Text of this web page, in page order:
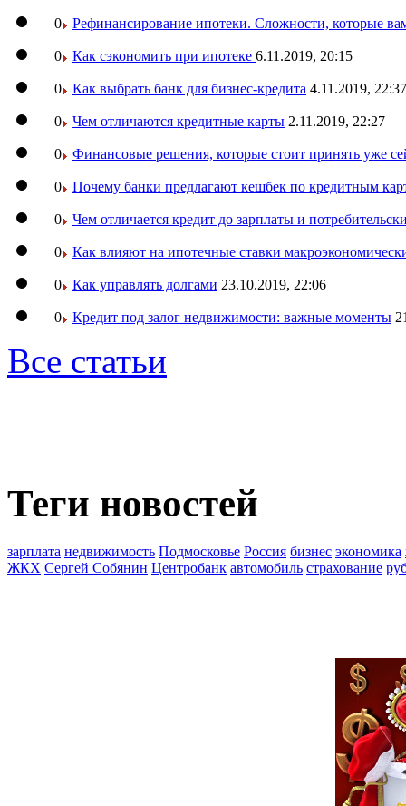
0 Рефинансирование ипотеки. Сложности, которые
0 Как сэкономить при ипотеке 6.11.2019, 20:15
0 Как выбрать банк для бизнес-кредита 4.11.2019, 22:37
0 Чем отличаются кредитные карты 2.11.2019, 22:27
0 Финансовые решения, которые стоит принять уже
0 Почему банки предлагают кешбек по кредитным
0 Чем отличается кредит до зарплаты и
0 Как влияют на ипотечные ставки
0 Как управлять долгами 23.10.2019, 22:06
0 Кредит под залог недвижимости: важные моменты
Все статьи
Теги новостей
зарплата недвижимость Подмосковье Россия бизнес экономика
ЖКХ Сергей Собянин Центробанк автомобиль страхование